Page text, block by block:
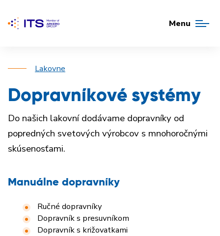
Menu
Lakovne
Dopravníkové systémy
Do našich lakovní dodávame dopravníky od
popredných svetových výrobcov s mnohoročnými
skúsenosťami.
Manuálne dopravníky
Ručné dopravníky
Dopravník s presuvníkom
Dopravník s križovatkami